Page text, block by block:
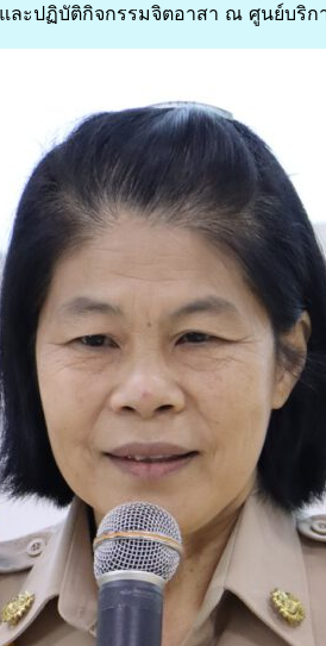
ละปฏิบัติกิจกรรมจิตอาสา ณ ศูนย์บริ